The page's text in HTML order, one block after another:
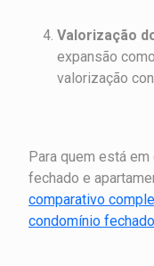
Valorização
expansão
valorização
Para quem está
fechado e
comparativo
condomínio